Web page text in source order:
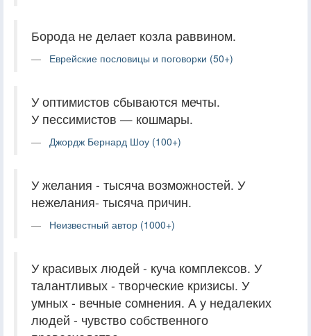
Борода не делает козла раввином.
Еврейские пословицы и поговорки (50+)
У оптимистов сбываются мечты.
У пессимистов — кошмары.
Джордж Бернард Шоу (100+)
У желания - тысяча возможностей. У
нежелания- тысяча причин.
Неизвестный автор (1000+)
У красивых людей - куча комплексов. У
талантливых - творческие кризисы. У
умных - вечные сомнения. А у недалеких
людей - чувство собственного